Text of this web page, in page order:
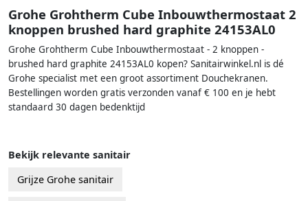
Grohe Grohtherm Cube Inbouwthermostaat 2
knoppen brushed hard graphite 24153AL0
Grohe Grohtherm Cube Inbouwthermostaat - 2 knoppen -
brushed hard graphite 24153AL0 kopen? Sanitairwinkel.nl is dé
Grohe specialist met een groot assortiment Douchekranen.
Bestellingen worden gratis verzonden vanaf € 100 en je hebt
standaard 30 dagen bedenktijd
Bekijk relevante sanitair
Grijze Grohe sanitair